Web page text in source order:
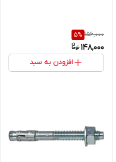
156,000
5%
148,000
افزودن به سبد